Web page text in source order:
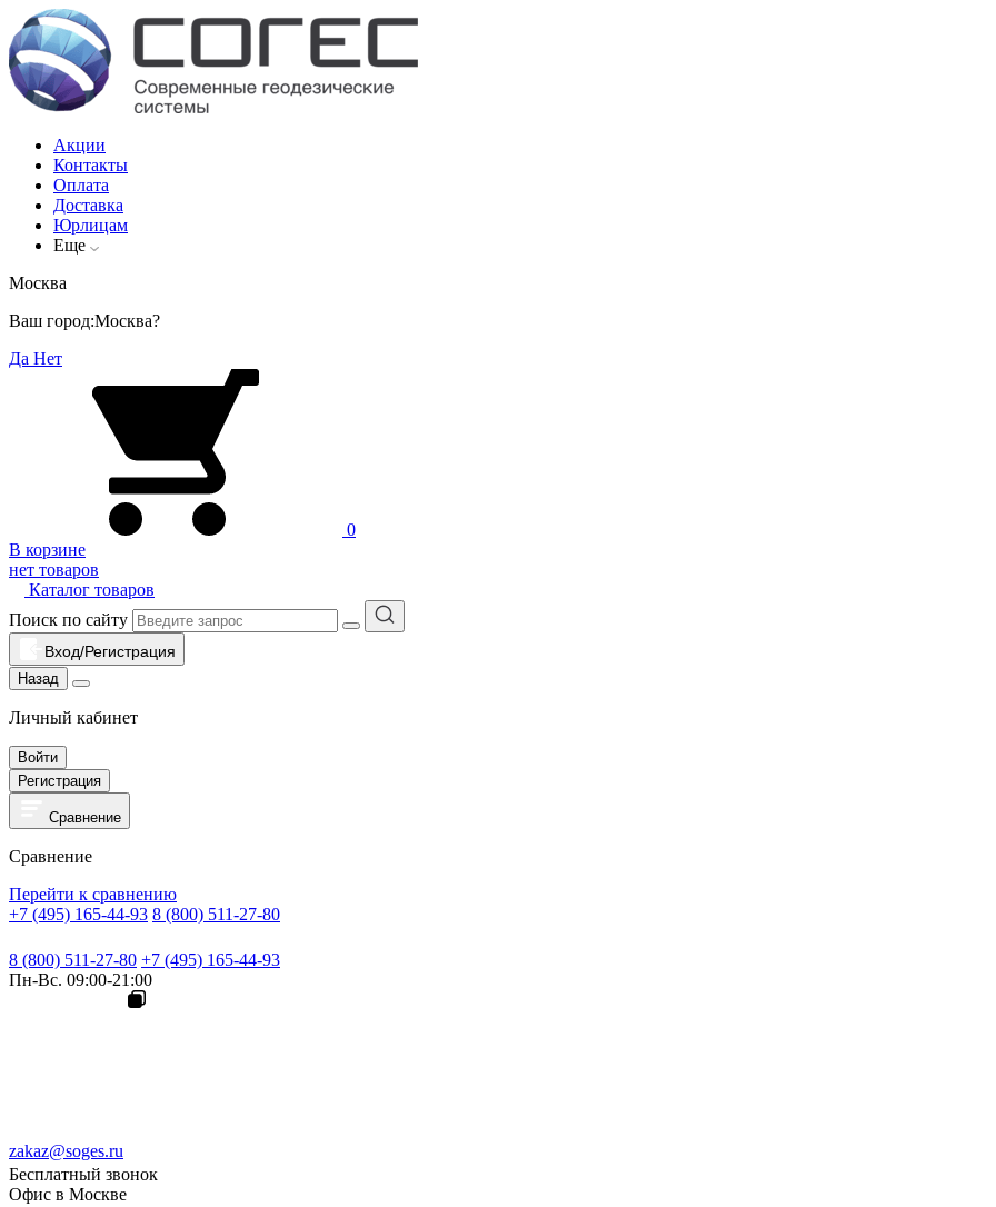
Акции
Контакты
Оплата
Доставка
Юрлицам
Еще
Москва
Ваш город:Москва?
Да Нет
0
В корзине
нет товаров
Каталог товаров
Поиск по сайту
Вход/Регистрация
Назад
Личный кабинет
Войти
Регистрация
Сравнение
Сравнение
Перейти к сравнению
+7 (495) 165-44-93 8 (800) 511-27-80
8 (800) 511-27-80 +7 (495) 165-44-93
Пн-Вс. 09:00-21:00
zakaz@soges.ru
Бесплатный звонок
Офис в Москве